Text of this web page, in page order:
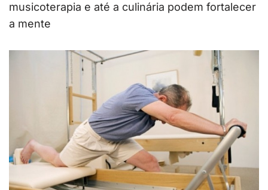
musicoterapia e até a culinária podem fortalecer
a mente